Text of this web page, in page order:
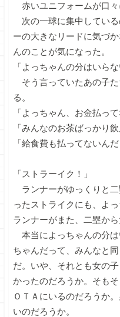
赤いユニフォームが口々
次の一球に集中してい
ーの大きなリードに気づ
んのことが気になった。
「よっちゃんの分はいらな
そう言っていたあの子
る。
「よっちゃん、お金払って
「みんなのお茶ばっかり飲
「給食費も払ってないんだ
「ストラーイク！」
ランナーがゆっくりと
ったストライクにも、よ
ランナーがまた、二塁から
本当によっちゃんの分
ちゃんだって、みんなと
だ。いや、それとも女の
かったのだろうか。そも
ＯＴＡにいるのだろうか
いのだろうか。